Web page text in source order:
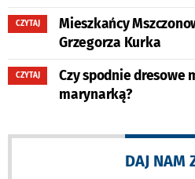
CZYTAJ
Mieszkańcy
Grzegorza Kurka
CZYTAJ
Czy spodnie dresowe
marynarką?
DAJ NAM